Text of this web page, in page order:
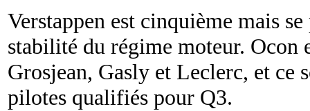
Verstappen est cinquième mais
stabilité du régime moteur. Ocon
Grosjean, Gasly et Leclerc, et ce
pilotes qualifiés pour Q3.